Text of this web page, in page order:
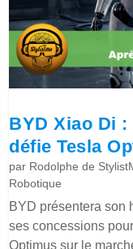
BYD Xiao Di
défie Tesla
par Rodolphe de
Robotique
BYD présentera son
ses concessions
Optimus sur le